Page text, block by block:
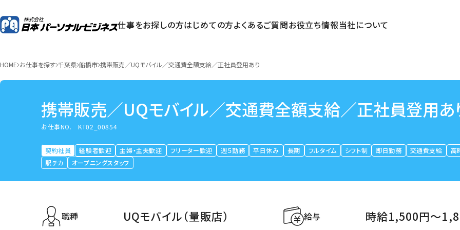
仕事をお探しの方はじめての方よくあるご質問お役立ち情報当社について
HOME お仕事を探す 千葉県 船橋市 携帯販売／UQモバイル／交通費全額支給／正社員登用あり
携帯販売／UQモバイル／交通費全額支給／正社員登用あ
お仕事NO.KT02_00854
契約社員 経験者歓迎 主婦・主夫歓迎 フリーター歓迎 週５勤務 平日休み 長期 フルタイム シフト制 即日勤務 交通費支給
高
駅チカ
オープニングスタッフ
職種 UQモバイル（量販店） 給与 時給1,500円〜